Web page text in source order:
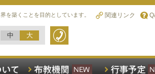
を築くことを目的としています。 関連リンク
中 大